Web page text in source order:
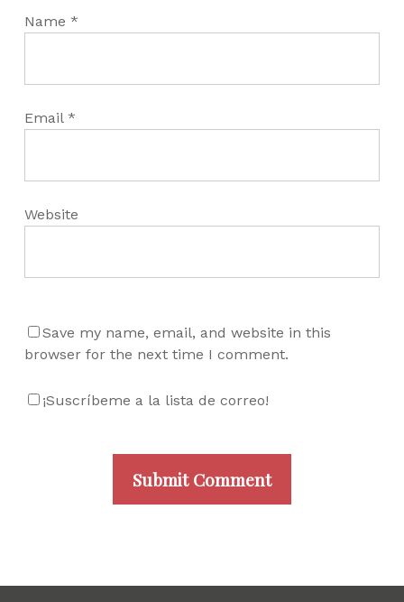
Name *
Email *
Website
Save my name, email, and website in this
browser for the next time I comment.
¡Suscríbeme a la lista de correo!